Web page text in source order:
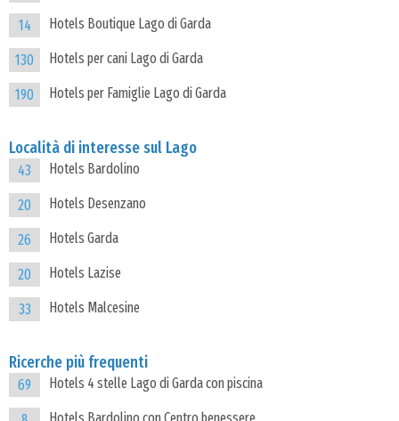
14 Hotels Boutique Lago di Garda
130 Hotels per cani Lago di Garda
190 Hotels per Famiglie Lago di Garda
Località di interesse sul Lago
43 Hotels Bardolino
20 Hotels Desenzano
26 Hotels Garda
20 Hotels Lazise
33 Hotels Malcesine
Ricerche più frequenti
69 Hotels 4 stelle Lago di Garda con piscina